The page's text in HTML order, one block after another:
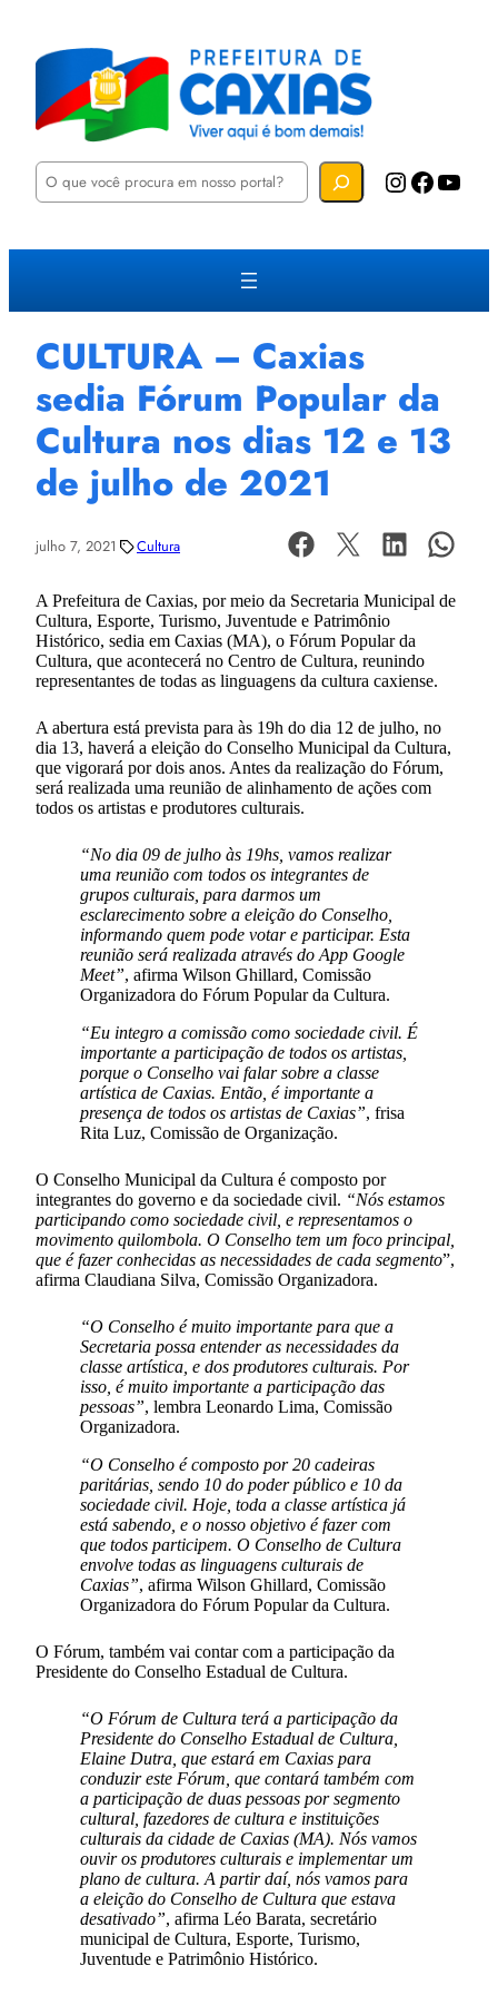
P
u
a
Instagram Facebook YouTube
CULTURA – Caxias
sedia Fórum Popular da
Cultura nos dias 12 e 13
de julho de 2021
julho 7, 2021 Cultura
A Prefeitura de Caxias, por meio da Secretaria Municipal de
Cultura, Esporte, Turismo, Juventude e Patrimônio
Histórico, sedia em Caxias (MA), o Fórum Popular da
Cultura, que acontecerá no Centro de Cultura, reunindo
representantes de todas as linguagens da cultura caxiense.
A abertura está prevista para às 19h do dia 12 de julho, no
dia 13, haverá a eleição do Conselho Municipal da Cultura,
que vigorará por dois anos. Antes da realização do Fórum,
será realizada uma reunião de alinhamento de ações com
todos os artistas e produtores culturais.
“No dia 09 de julho às 19hs, vamos realizar
uma reunião com todos os integrantes de
grupos culturais, para darmos um
esclarecimento sobre a eleição do Conselho,
informando quem pode votar e participar. Esta
reunião será realizada através do App Google
Meet”, afirma Wilson Ghillard, Comissão
Organizadora do Fórum Popular da Cultura.
“Eu integro a comissão como sociedade civil. É
importante a participação de todos os artistas,
porque o Conselho vai falar sobre a classe
artística de Caxias. Então, é importante a
presença de todos os artistas de Caxias”, frisa
Rita Luz, Comissão de Organização.
O Conselho Municipal da Cultura é composto por
integrantes do governo e da sociedade civil. “Nós estamos
participando como sociedade civil, e representamos o
movimento quilombola. O Conselho tem um foco principal,
que é fazer conhecidas as necessidades de cada segmento”,
afirma Claudiana Silva, Comissão Organizadora.
“O Conselho é muito importante para que a
Secretaria possa entender as necessidades da
classe artística, e dos produtores culturais. Por
isso, é muito importante a participação das
pessoas”, lembra Leonardo Lima, Comissão
Organizadora.
“O Conselho é composto por 20 cadeiras
paritárias, sendo 10 do poder público e 10 da
sociedade civil. Hoje, toda a classe artística já
está sabendo, e o nosso objetivo é fazer com
que todos participem. O Conselho de Cultura
envolve todas as linguagens culturais de
Caxias”, afirma Wilson Ghillard, Comissão
Organizadora do Fórum Popular da Cultura.
O Fórum, também vai contar com a participação da
Presidente do Conselho Estadual de Cultura.
“O Fórum de Cultura terá a participação da
Presidente do Conselho Estadual de Cultura,
Elaine Dutra, que estará em Caxias para
conduzir este Fórum, que contará também com
a participação de duas pessoas por segmento
cultural, fazedores de cultura e instituições
culturais da cidade de Caxias (MA). Nós vamos
ouvir os produtores culturais e implementar um
plano de cultura. A partir daí, nós vamos para
a eleição do Conselho de Cultura que estava
desativado”, afirma Léo Barata, secretário
municipal de Cultura, Esporte, Turismo,
Juventude e Patrimônio Histórico.